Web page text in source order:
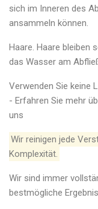
sich im Inneren des
ansammeln können.
Haare. Haare bleiben
das Wasser am
Verwenden Sie keine
- Erfahren Sie mehr
uns
Wir reinigen jede
Komplexität.
Wir sind immer
bestmögliche